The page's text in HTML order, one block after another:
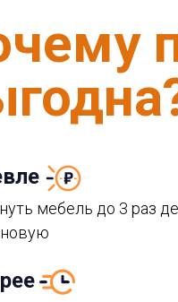
мебель до 3 раз